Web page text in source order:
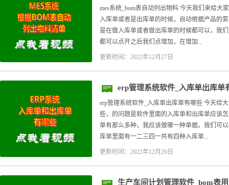
mes系统_bom表自动列出物料 今天我们来给大
入库单或者是出库单的时候，自动根据产品的
是在做入库单或者做出库单的时候都可以，我
都可以点开之后我们点增加，在增加...
更新时间：2022年12月27日
erp管理系统软件_入库单出库单
erp管理系统软件_入库单出库单有哪些 今天给
些，的问题是软件里面的入库单和出库单应该
单有那么多种，我应该做哪一种单据。我们可
库单里面有一二三四一共有四种入库单...
更新时间：2022年12月26日
生产车间计划管理软件_bom表